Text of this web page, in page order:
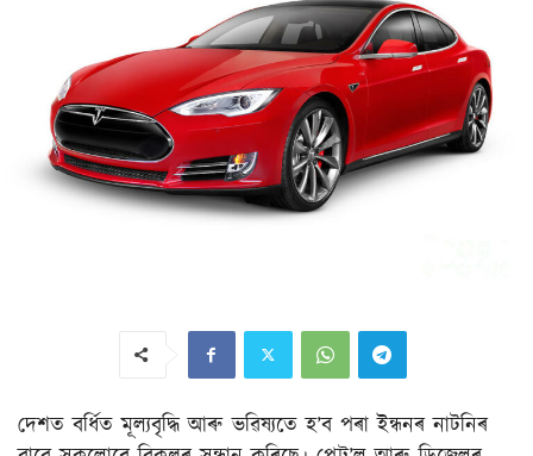
দেশত বৰ্ধিত মূল্যবৃদ্ধি আৰু ভৱিষ্যতে হ’ব পৰা ইন্ধনৰ নাটনিৰ